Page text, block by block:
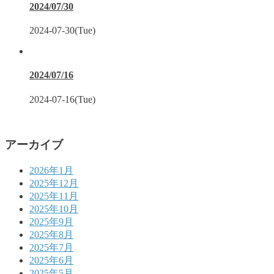
2024/07/30
2024-07-30(Tue)
2024/07/16
2024-07-16(Tue)
アーカイブ
2026年1月
2025年12月
2025年11月
2025年10月
2025年9月
2025年8月
2025年7月
2025年6月